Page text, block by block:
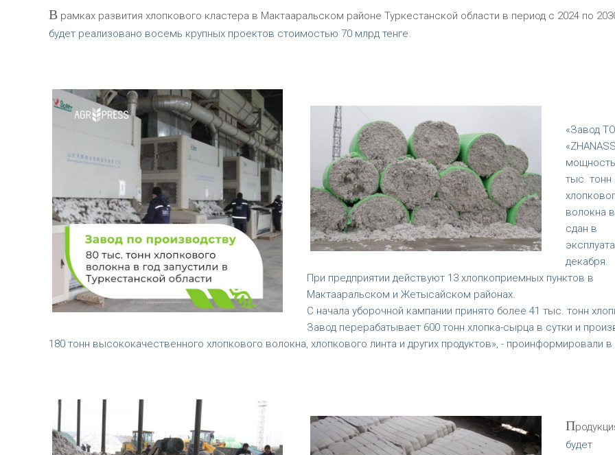
Врамках развития хлопкового кластера в Мактааральском районе Туркестанской области в период с 2024 по
будет реализовано восемь крупных проектов стоимостью 70 млрд тенге.
«Завод
тыс. тонн
волокна
сдан в
декабря.
При предприятии действуют 13 хлопкоприемных пунктов в
Мактааральском и Жетысайском районах.
С начала уборочной кампании принято более 41 тыс. тонн
Завод перерабатывает 600 тонн хлопка-сырца в сутки и
180 тонн высококачественного хлопкового волокна, хлопкового линта и других продуктов», - проинформировали
П
будет